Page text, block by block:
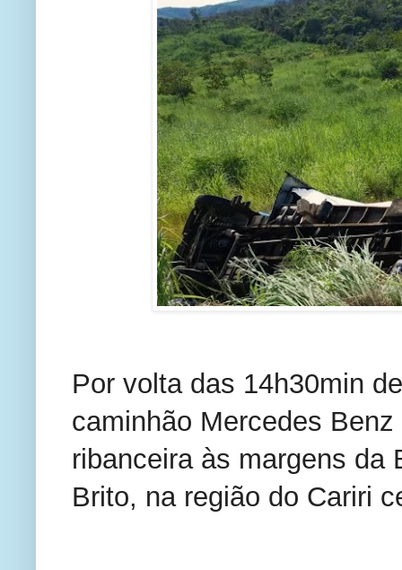
Por volta das 14h30min
caminhão Mercedes
ribanceira às margens da
Brito, na região do Cariri